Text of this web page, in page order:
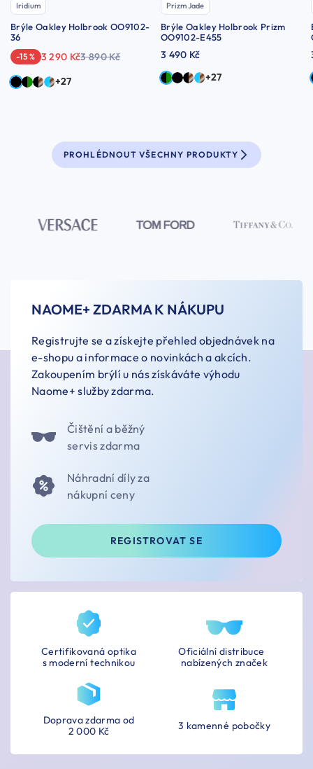
Iridium
Brýle Oakley Holbrook OO9102-
36
-15 % 3 290 Kč3 890 Kč
+27
Prizm Jade
Brýle Oakley Holbrook Prizm
OO9102-E455
3 490 Kč
+27
PROHLÉDNOUT VŠECHNY PRODUKTY
NAOME+ ZDARMA K NÁKUPU
Registrujte se a získejte přehled objednávek na
e-shopu a informace o novinkách a akcích.
Zakoupením brýlí u nás získáváte výhodu
Naome+ služby zdarma.
Čištění a běžný
servis zdarma
Náhradní díly za
nákupní ceny
REGISTROVAT SE
Certifikovaná optika
s moderní technikou
Oficiální distribuce
nabízených značek
3 kamenné pobočky
Doprava zdarma od
2 000 Kč